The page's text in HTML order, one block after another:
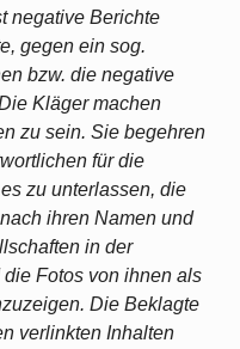
negative Berichte
gegen ein sog.
bzw. die negative
Kläger machen
zu sein. Sie begehren
für die
zu unterlassen, die
ihren Namen und
in der
Fotos von ihnen als
Die Beklagte
verlinkten Inhalten